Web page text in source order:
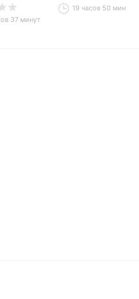
37 минут
процветания и
нищеты
19 часов 50 минут